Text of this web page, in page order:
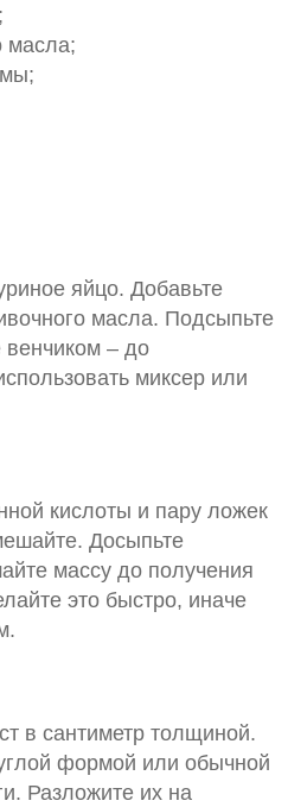
масла;
яйцо. Добавьте
масла. Подсыпьте
венчиком – до
миксер или
кислоты и пару ложек
Досыпьте
массу до получения
это быстро, иначе
в сантиметр толщиной.
формой или обычной
Разложите их на